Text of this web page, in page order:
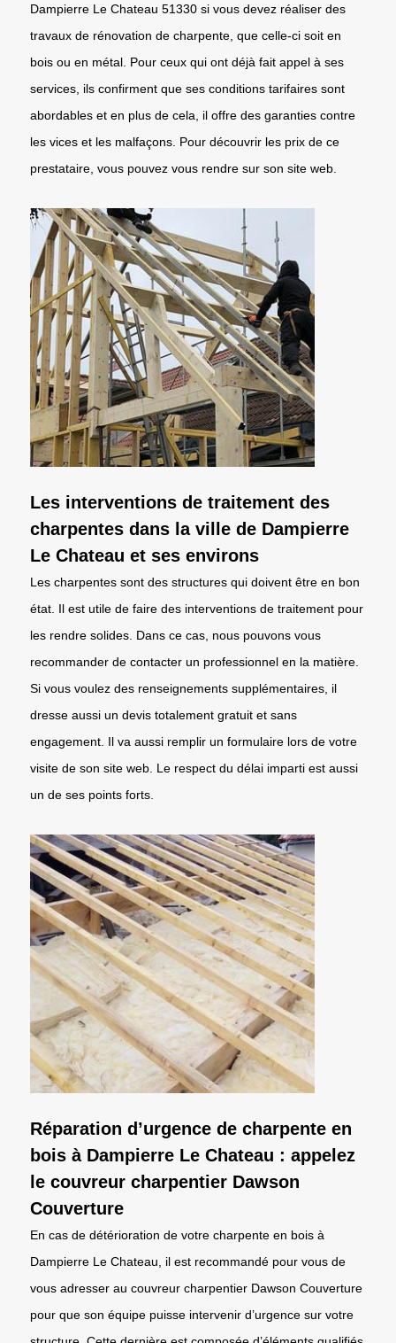
Dampierre Le Chateau 51330 si vous devez réaliser des
travaux de rénovation de charpente, que celle-ci soit en
bois ou en métal. Pour ceux qui ont déjà fait appel à ses
services, ils confirment que ses conditions tarifaires sont
abordables et en plus de cela, il offre des garanties contre
les vices et les malfaçons. Pour découvrir les prix de ce
prestataire, vous pouvez vous rendre sur son site web.
Les interventions de traitement des
charpentes dans la ville de Dampierre
Le Chateau et ses environs
Les charpentes sont des structures qui doivent être en bon
état. Il est utile de faire des interventions de traitement pour
les rendre solides. Dans ce cas, nous pouvons vous
recommander de contacter un professionnel en la matière.
Si vous voulez des renseignements supplémentaires, il
dresse aussi un devis totalement gratuit et sans
engagement. Il va aussi remplir un formulaire lors de votre
visite de son site web. Le respect du délai imparti est aussi
un de ses points forts.
Réparation d’urgence de charpente en
bois à Dampierre Le Chateau : appelez
le couvreur charpentier Dawson
Couverture
En cas de détérioration de votre charpente en bois à
Dampierre Le Chateau, il est recommandé pour vous de
vous adresser au couvreur charpentier Dawson Couverture
pour que son équipe puisse intervenir d’urgence sur votre